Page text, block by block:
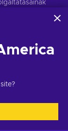
kattintva
Privacy